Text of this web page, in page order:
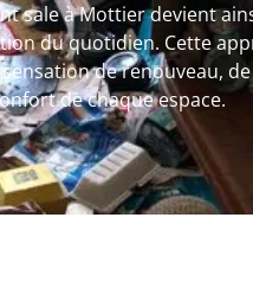
sale à Mottier devient
du quotidien. Cette
de renouveau,
de chaque espace.